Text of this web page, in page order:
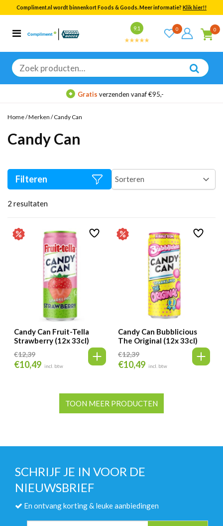
Compliment.nl wordt binnenkort Foods & Goods. Meer informatie? Klik hier!!
9.1 0 0
Zoeken
naar:
Categorieën
Bekijk alle resultaten
Gratisverzenden vanaf €95,-
Home/Merken /Candy Can
Candy Can
2 resultaten
Filteren
Candy Can Fruit-Tella
Strawberry (12x 33cl)
€12,39
Oorspronkelijke
€10,49 Huidige
€10,49.
incl. btw
Candy Can Bubblicious
The Original (12x 33cl)
€12,39
Oorspronkelijke
€12,39.
€10,49 Huidige
€10,49.
incl. btw
TOON MEER PRODUCTEN
SCHRIJF JE IN VOOR DE
NIEUWSBRIEF
En ontvang korting & leuke aanbiedingen